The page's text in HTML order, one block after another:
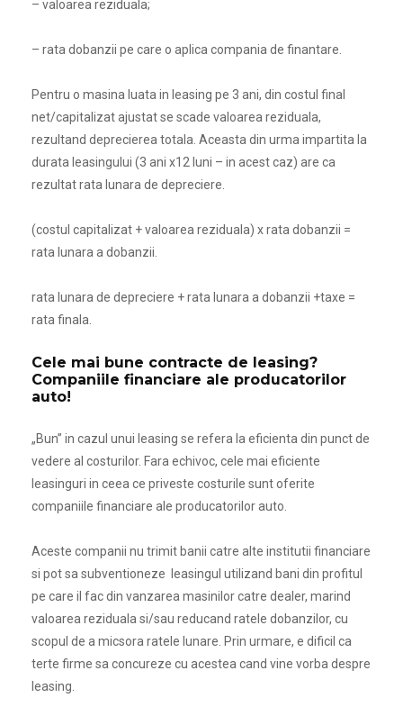
– valoarea reziduala;
– rata dobanzii pe care o aplica compania de finantare.
Pentru o masina luata in leasing pe 3 ani, din costul final
net/capitalizat ajustat se scade valoarea reziduala,
rezultand deprecierea totala. Aceasta din urma impartita la
durata leasingului (3 ani x12 luni – in acest caz) are ca
rezultat rata lunara de depreciere.
(costul capitalizat + valoarea reziduala) x rata dobanzii =
rata lunara a dobanzii.
rata lunara de depreciere + rata lunara a dobanzii +taxe =
rata finala.
Cele mai bune contracte de leasing?
Companiile financiare ale producatorilor
auto!
„Bun” in cazul unui leasing se refera la eficienta din punct de
vedere al costurilor. Fara echivoc, cele mai eficiente
leasinguri in ceea ce priveste costurile sunt oferite
companiile financiare ale producatorilor auto.
Aceste companii nu trimit banii catre alte institutii financiare
si pot sa subventioneze leasingul utilizand bani din profitul
pe care il fac din vanzarea masinilor catre dealer, marind
valoarea reziduala si/sau reducand ratele dobanzilor, cu
scopul de a micsora ratele lunare. Prin urmare, e dificil ca
terte firme sa concureze cu acestea cand vine vorba despre
leasing.